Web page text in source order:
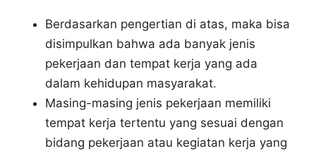
Berdasarkan pengertian di atas, maka bisa
disimpulkan bahwa ada banyak jenis
pekerjaan dan tempat kerja yang ada
dalam kehidupan masyarakat.
Masing-masing jenis pekerjaan memiliki
tempat kerja tertentu yang sesuai dengan
bidang pekerjaan atau kegiatan kerja yang